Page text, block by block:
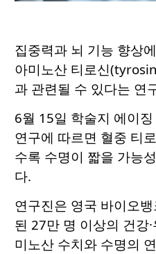
집중력과 뇌 기능 향상
아미노산 티로신
과 관련될 수 있다는 연
6월 15일 학술지 에이
연구에 따르면 혈중 티
수록 수명이 짧을 가능
다.
연구진은 영국 바이오
된 27만 명 이상의 건강
미노산 수치와 수명의